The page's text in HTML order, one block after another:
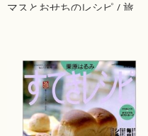
マスとおせちのレシピ / 旅